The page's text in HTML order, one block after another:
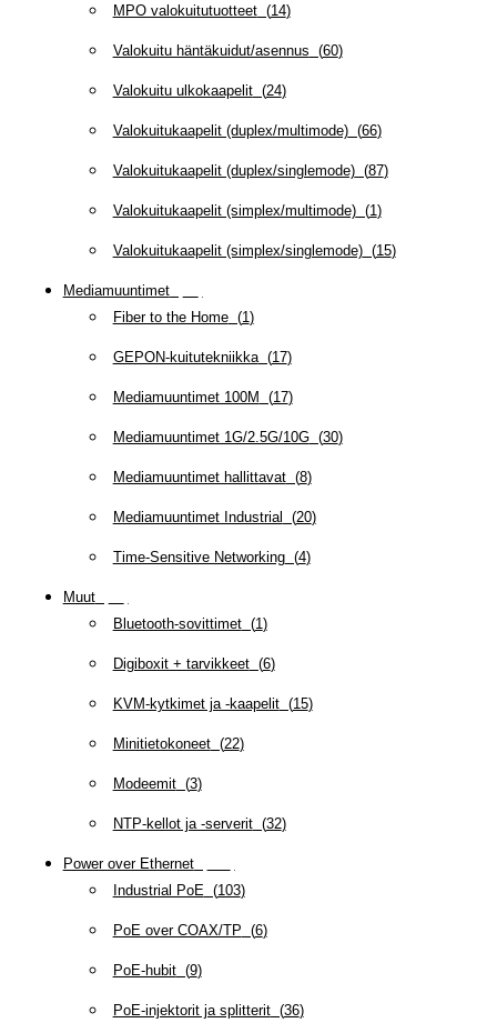
MPO valokuitutuotteet(14)
Valokuitu häntäkuidut/asennus (60)
Valokuitu ulkokaapelit(24)
Valokuitukaapelit (duplex/multimode)(66)
Valokuitukaapelit (duplex/singlemode)(87)
Valokuitukaapelit (simplex/multimode)(1)
Valokuitukaapelit (simplex/singlemode)(15)
Mediamuuntimet(
Fiber to the Home(1)
GEPON-kuitutekniikka(17)
Mediamuuntimet 100M (17)
Mediamuuntimet 1G/2.5G/10G(30)
Mediamuuntimet hallittavat(8)
Mediamuuntimet Industrial (20)
Time-Sensitive Networking(4)
Muut(
Bluetooth-sovittimet(1)
Digiboxit + tarvikkeet(6)
KVM-kytkimet ja -kaapelit(15)
Minitietokoneet(22)
Modeemit(3)
NTP-kellot ja -serverit(32)
Power over Ethernet(
Industrial PoE(103)
PoE over COAX/TP (6)
PoE-hubit(9)
PoE-injektorit ja splitterit(36)